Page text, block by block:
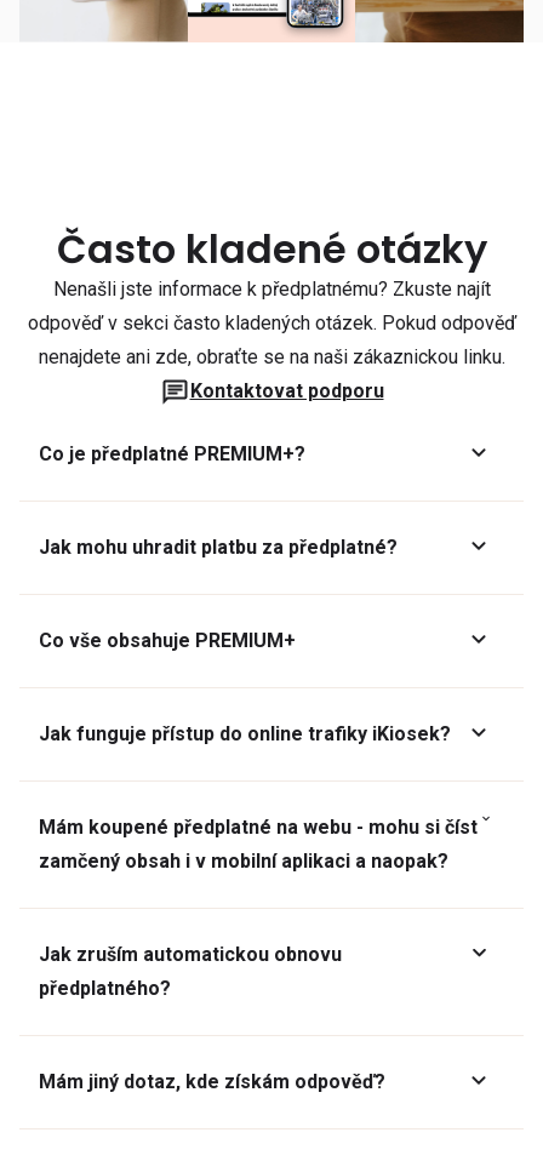
Často kladené otázky
Nenašli jste informace k předplatnému? Zkuste najít
odpověď v sekci často kladených otázek. Pokud odpověď
nenajdete ani zde, obraťte se na naši zákaznickou linku.
Kontaktovat podporu
Co je předplatné PREMIUM+?
Jak mohu uhradit platbu za předplatné?
Co vše obsahuje PREMIUM+
Jak funguje přístup do online trafiky iKiosek?
Mám koupené předplatné na webu - mohu si číst
zamčený obsah i v mobilní aplikaci a naopak?
Jak zruším automatickou obnovu
předplatného?
Mám jiný dotaz, kde získám odpověď?